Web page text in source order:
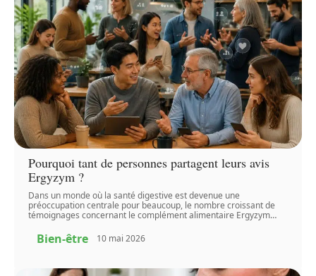
Pourquoi tant de personnes partagent leurs avis
Ergyzym ?
Dans un monde où la santé digestive est devenue une
préoccupation centrale pour beaucoup, le nombre croissant de
témoignages concernant le complément alimentaire Ergyzym…
Bien-être 10 mai 2026